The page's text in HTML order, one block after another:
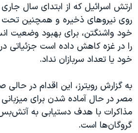
ارتش اسرائيل که از ابتدای سال
روی نیروهای ذخیره و همچنین تحت
خود واشنگتن، برای بهبود وضعیت
را در غزه کاهش داده است جزئیاتی
خود یا تعداد سربازان نداد.
به گزارش رویترز، این اقدام در
مصر در حال آماده شدن برای
مذاکرات با هدف دستیابی به آتش‌بس
گروگان‌ها است.